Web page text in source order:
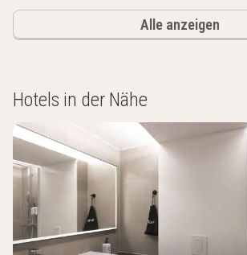
Alle anzeigen
Hotels in der Nähe